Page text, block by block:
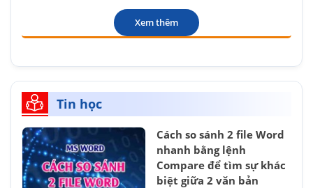
Xem thêm
Tin học
Cách so sánh 2 file Word
nhanh bằng lệnh
Compare để tìm sự khác
biệt giữa 2 văn bản